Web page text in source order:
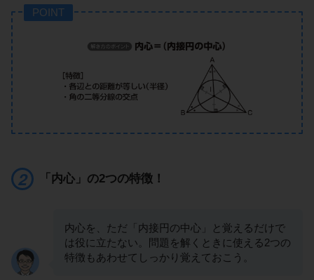
POINT
「内心」の2つの特徴！
内心を、ただ「内接円の中心」と覚えるだけで
は役に立たない。問題を解くときに使える2つの
特徴もあわせてしっかり覚えておこう。